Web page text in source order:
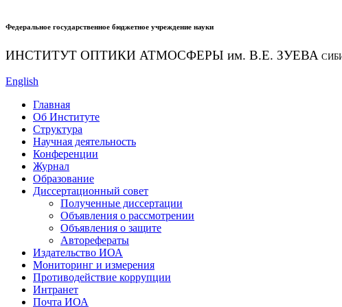
Федеральное государственное бюджетное учреждение науки
ИНСТИТУТ ОПТИКИ АТМОСФЕРЫ им. В.Е. ЗУЕВА
English
Главная
Об Институте
Структура
Научная деятельность
Конференции
Журнал
Образование
Диссертационный совет
Полученные диссертации
Объявления о рассмотрении
Объявления о защите
Авторефераты
Издательство ИОА
Мониторинг и измерения
Противодействие коррупции
Интранет
Почта ИОА